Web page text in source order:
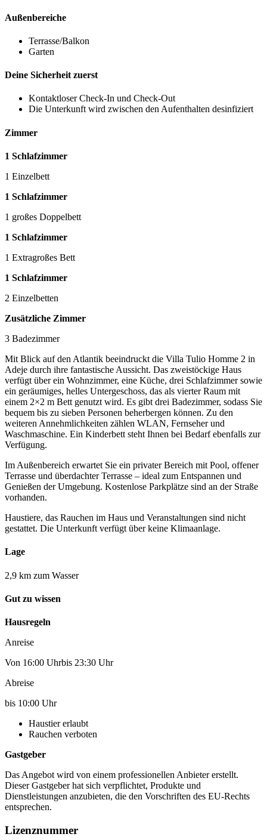
Außenbereiche
Terrasse/Balkon
Garten
Deine Sicherheit zuerst
Kontaktloser Check-In und Check-Out
Die Unterkunft wird zwischen den Aufenthalten desinfiziert
Zimmer
1 Schlafzimmer
1 Einzelbett
1 Schlafzimmer
1 großes Doppelbett
1 Schlafzimmer
1 Extragroßes Bett
1 Schlafzimmer
2 Einzelbetten
Zusätzliche Zimmer
3 Badezimmer
Mit Blick auf den Atlantik beeindruckt die Villa Tulio Homme 2 in
Adeje durch ihre fantastische Aussicht. Das zweistöckige Haus
verfügt über ein Wohnzimmer, eine Küche, drei Schlafzimmer sowie
ein geräumiges, helles Untergeschoss, das als vierter Raum mit
einem 2×2 m Bett genutzt wird. Es gibt drei Badezimmer, sodass Sie
bequem bis zu sieben Personen beherbergen können. Zu den
weiteren Annehmlichkeiten zählen WLAN, Fernseher und
Waschmaschine. Ein Kinderbett steht Ihnen bei Bedarf ebenfalls zur
Verfügung.
Im Außenbereich erwartet Sie ein privater Bereich mit Pool, offener
Terrasse und überdachter Terrasse – ideal zum Entspannen und
Genießen der Umgebung. Kostenlose Parkplätze sind an der Straße
vorhanden.
Haustiere, das Rauchen im Haus und Veranstaltungen sind nicht
gestattet. Die Unterkunft verfügt über keine Klimaanlage.
Lage
2,9 km zum Wasser
Gut zu wissen
Hausregeln
Anreise
Von 16:00 Uhrbis 23:30 Uhr
Abreise
bis 10:00 Uhr
Haustier erlaubt
Rauchen verboten
Gastgeber
Das Angebot wird von einem professionellen Anbieter erstellt.
Dieser Gastgeber hat sich verpflichtet, Produkte und
Dienstleistungen anzubieten, die den Vorschriften des EU-Rechts
entsprechen.
Lizenznummer